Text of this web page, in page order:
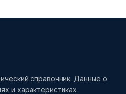
справочник. Данные о
и характеристиках